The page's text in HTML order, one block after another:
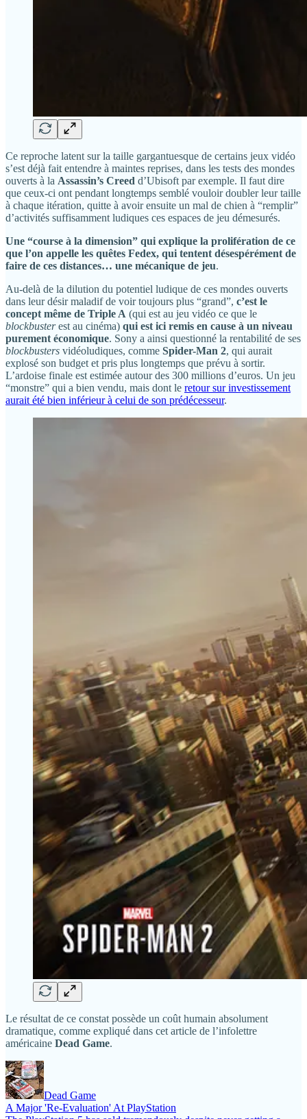
Ce reproche latent sur la taille gargantuesque de certains jeux vidéo
s’est déjà fait entendre à maintes reprises, dans les tests des mondes
ouverts à la Assassin’s Creed d’Ubisoft par exemple. Il faut dire
que ceux-ci ont pendant longtemps semblé vouloir doubler leur taille
à chaque itération, quitte à avoir ensuite un mal de chien à “remplir”
d’activités suffisamment ludiques ces espaces de jeu démesurés.
Une “course à la dimension” qui explique la prolifération de ce
que l’on appelle les quêtes Fedex, qui tentent désespérément de
faire de ces distances… une mécanique de jeu.
Au-delà de la dilution du potentiel ludique de ces mondes ouverts
dans leur désir maladif de voir toujours plus “grand”, c’est le
concept même de Triple A (qui est au jeu vidéo ce que le
blockbusterest au cinéma) qui est ici remis en cause à un niveau
purement économique. Sony a ainsi questionné la rentabilité de ses
blockbusters vidéoludiques, comme Spider-Man 2, qui aurait
explosé son budget et pris plus longtemps que prévu à sortir.
L’ardoise finale est estimée autour des 300 millions d’euros. Un jeu
“monstre” qui a bien vendu, mais dont le retour sur investissement
aurait été bien inférieur à celui de son prédécesseur.
Le résultat de ce constat possède un coût humain absolument
dramatique, comme expliqué dans cet article de l’infolettre
américaine Dead Game.
Dead Game
A Major 'Re-Evaluation' At PlayStation